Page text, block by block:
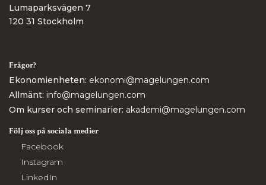
Lumaparksvägen 7
120 31 Stockholm
Frågor?
Ekonomienheten: ekonomi@magelungen.com
Allmänt: info@magelungen.com
Om kurser och seminarier: akademi@magelungen.com
Följ oss på sociala medier
Facebook
Instagram
LinkedIn